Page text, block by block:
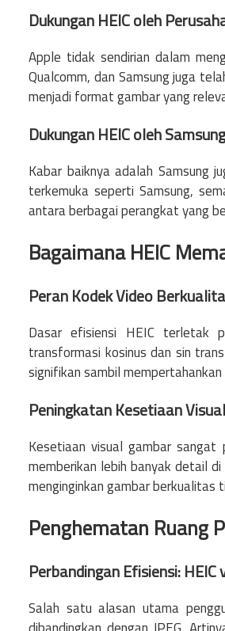
Dukungan HEIC oleh
Apple tidak sendirian dalam
Qualcomm, dan Samsung juga
menjadi format gambar yang
Dukungan HEIC oleh Samsung
Kabar baiknya adalah Samsung
terkemuka seperti Samsung,
antara berbagai perangkat yang
Bagaimana HEIC
Peran Kodek Video
Dasar efisiensi HEIC terletak
transformasi kosinus dan sin
signifikan sambil
Peningkatan Kesetiaan Visual
Kesetiaan visual gambar
memberikan lebih banyak detail
menginginkan gambar berkualitas
Penghematan Ruang
Perbandingan Efisiensi: HEIC
Salah satu alasan utama